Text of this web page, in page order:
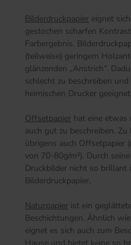
Bilderdruckpapier eignet
gestochen scharfen
Farbergebnis.
(teilweise) geringem
glänzenden „Anstrich“.
schlecht zu beschreiben
heimischen Drucker geeignet.
Offsetpapier hat eine etwas
auch gut zu beschreiben.
übrigens auch Offsetpapier
von 70-80g/m²). Durch
Druckbilder nicht so brillant
Bilderdruckpapier.
Naturpapier ist ein
Beschichtungen. Ähnlich
eignet es sich auch zum